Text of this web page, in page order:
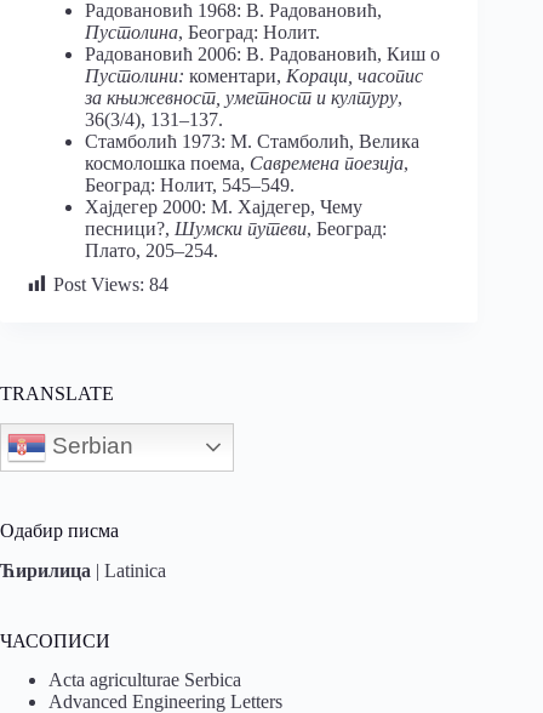
Радовановић 1968: В. Радовановић,
Пустолина, Београд: Нолит.
Радовановић 2006: В. Радовановић, Киш о
Пустолини: коментари, Кораци, часопис
за књижевност, уметност и културу,
36(3/4), 131–137.
Стамболић 1973: М. Стамболић, Велика
космолошка поема, Савремена поезија,
Београд: Нолит, 545–549.
Хајдегер 2000: М. Хајдегер, Чему
песници?, Шумски путеви, Београд:
Плато, 205–254.
Post Views: 84
TRANSLATE
Serbian
Одабир писма
Ћирилица | Latinica
ЧАСОПИСИ
Acta agriculturae Serbica
Advanced Engineering Letters